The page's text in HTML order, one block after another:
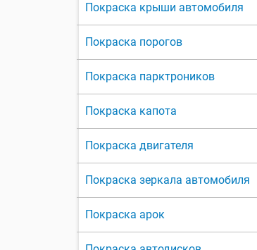
Покраска крыши автомобиля
Покраска порогов
Покраска парктроников
Покраска капота
Покраска двигателя
Покраска зеркала автомобиля
Покраска арок